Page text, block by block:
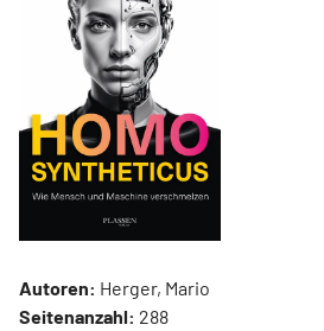
Autoren: Herger, Mario
Seitenanzahl: 288